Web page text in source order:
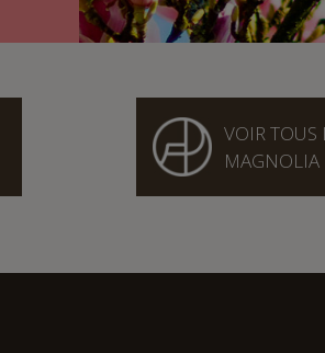
VOIR TOUS
MAGNOLIA